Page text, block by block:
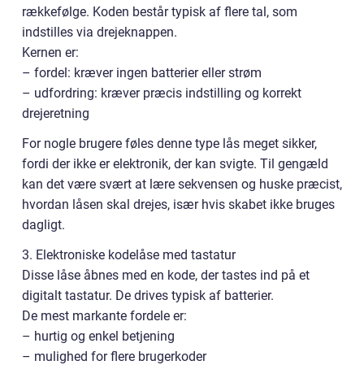
rækkefølge. Koden består typisk af flere tal, som
indstilles via drejeknappen.
Kernen er:
– fordel: kræver ingen batterier eller strøm
– udfordring: kræver præcis indstilling og korrekt
drejeretning
For nogle brugere føles denne type lås meget sikker,
fordi der ikke er elektronik, der kan svigte. Til gengæld
kan det være svært at lære sekvensen og huske præcist,
hvordan låsen skal drejes, især hvis skabet ikke bruges
dagligt.
3. Elektroniske kodelåse med tastatur
Disse låse åbnes med en kode, der tastes ind på et
digitalt tastatur. De drives typisk af batterier.
De mest markante fordele er:
– hurtig og enkel betjening
– mulighed for flere brugerkoder